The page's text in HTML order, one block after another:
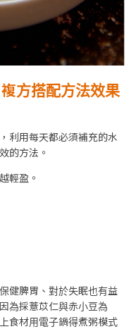
複方搭配方法效果
利用每天都必須補充的水
的方法。
輕盈。
健脾胃、對於失眠也有益
為採薏苡仁與赤小豆為
食材用電子鍋得煮粥模式